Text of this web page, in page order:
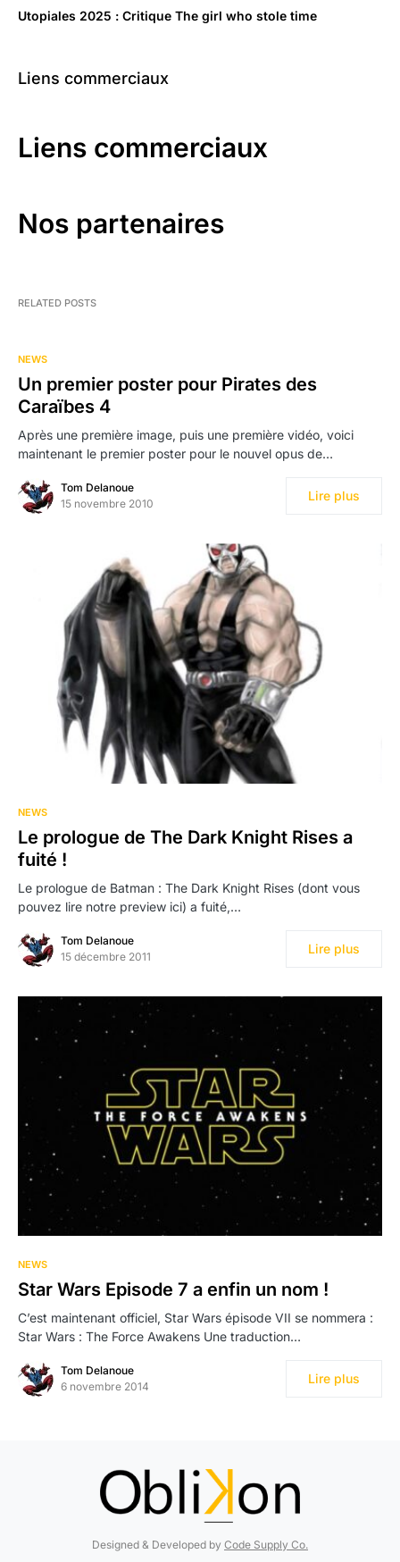
Utopiales 2025 : Critique The girl who stole time
Liens commerciaux
Liens commerciaux
Nos partenaires
RELATED POSTS
NEWS
Un premier poster pour Pirates des
Caraïbes 4
Après une première image, puis une première vidéo, voici
maintenant le premier poster pour le nouvel opus de…
Tom Delanoue
15 novembre 2010
Lire plus
NEWS
Le prologue de The Dark Knight Rises a
fuité !
Le prologue de Batman : The Dark Knight Rises (dont vous
pouvez lire notre preview ici) a fuité,…
Tom Delanoue
15 décembre 2011
Lire plus
NEWS
Star Wars Episode 7 a enfin un nom !
C’est maintenant officiel, Star Wars épisode VII se nommera :
Star Wars : The Force Awakens Une traduction…
Tom Delanoue
6 novembre 2014
Lire plus
Designed & Developed by Code Supply Co.